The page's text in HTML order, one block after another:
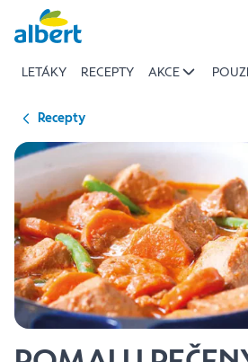
Přeskočit
LETÁKY RECEPTY AKCE
Recepty